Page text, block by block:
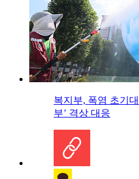
복지부, 폭염 초기
부’ 격상 대응